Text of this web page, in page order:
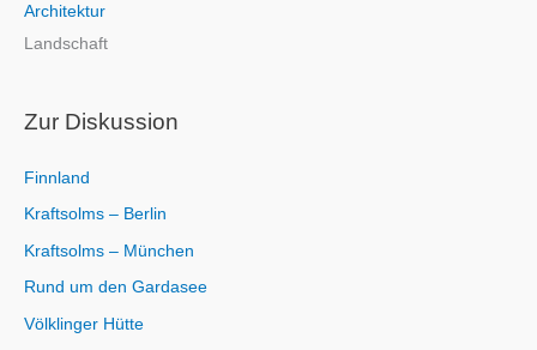
n
a
h
Architektur
Landschaft
Zur Diskussion
Finnland
Kraftsolms – Berlin
Kraftsolms – München
Rund um den Gardasee
Völklinger Hütte